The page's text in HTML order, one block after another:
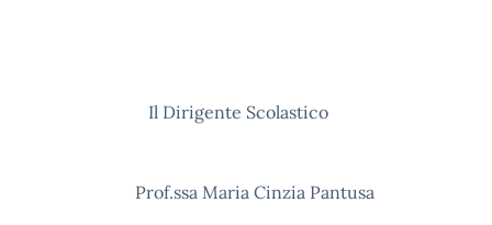
Il Dirigente Scolastico
Prof.ssa Maria Cinzia Pantusa